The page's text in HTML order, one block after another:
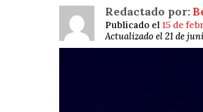
Redactado por:
Publicado el15 de
Actualizado el 21 de